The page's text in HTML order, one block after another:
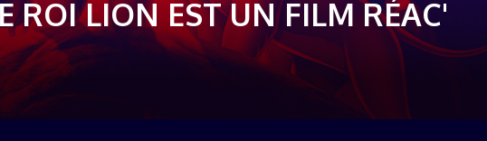
ROI LION EST UN FILM RÉAC'
19 décembre 2025